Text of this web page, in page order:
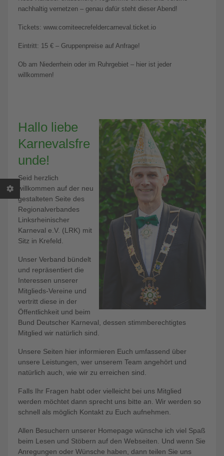
nachhaltig vernetzen – genau dafür steht dieser Abend!
Tickets: www.comiteecrefeldercarneval.ticket.io
Eintritt: 15 € – Gruppenpreise auf Anfrage!
Ob am Niederrhein oder im Ruhrgebiet – hier ist jeder
willkommen!
Hallo liebe
Karnevalsfre
unde!
Seid herzlich
willkommen auf der neu
gestalteten Seite des
Regionalverbandes
Linksrheinischer
Karneval e.V. (LRK) mit
Sitz in Krefeld.
Unser Verband bündelt
und repräsentiert die
Interessen unserer
Mitglieds-Vereine und
vertritt diese in der
Öffentlichkeit und beim
Bund Deutscher Karneval, dessen stimmberechtigtes
Mitglied wir natürlich sind.
Unsere Seiten hier informieren Euch umfassend über
unsere Leistungen, wer unserem Team angehört und
natürlich auch, wie wir zu erreichen sind.
Falls Ihr Fragen habt oder vielleicht bei uns Mitglied
werden möchtet dann sprecht uns bitte an. Wir werden so
schnell als möglich Kontakt zu Euch aufnehmen.
Allen Besuchern unserer Homepage wünsche ich viel Spaß
beim Lesen und Stöbern auf den Webseiten. Und wenn Sie
Anregungen oder Wünsche haben, dann teilen Sie uns